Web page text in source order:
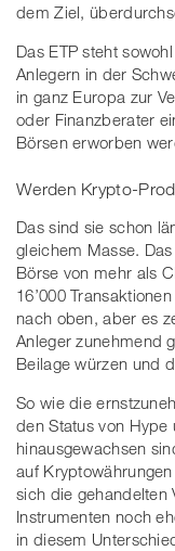
dem Ziel,
Das ETP steht
Anlegern in der
in ganz Europa zur
oder Finanzberater
Börsen erworben
Werden Krypto-
Das sind sie schon
gleichem Masse.
Börse von mehr als
16’000
nach oben, aber es
Anleger zunehmend
Beilage würzen und
So wie die
den Status von Hype
hinausgewachsen
auf
sich die gehandelten
Instrumenten noch
in diesem